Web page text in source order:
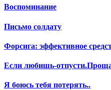
Воспоминание
Письмо солдату
Форсига: эффективное
Если любишь-
Я боюсь тебя потерять..